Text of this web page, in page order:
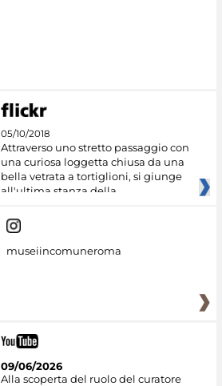
05/10/2018
Attraverso uno stretto passaggio con
una curiosa loggetta chiusa da una
bella vetrata a tortiglioni, si giunge
all'ultima stanza della
museiincomuneroma
09/06/2026
Alla scoperta del ruolo del curatore